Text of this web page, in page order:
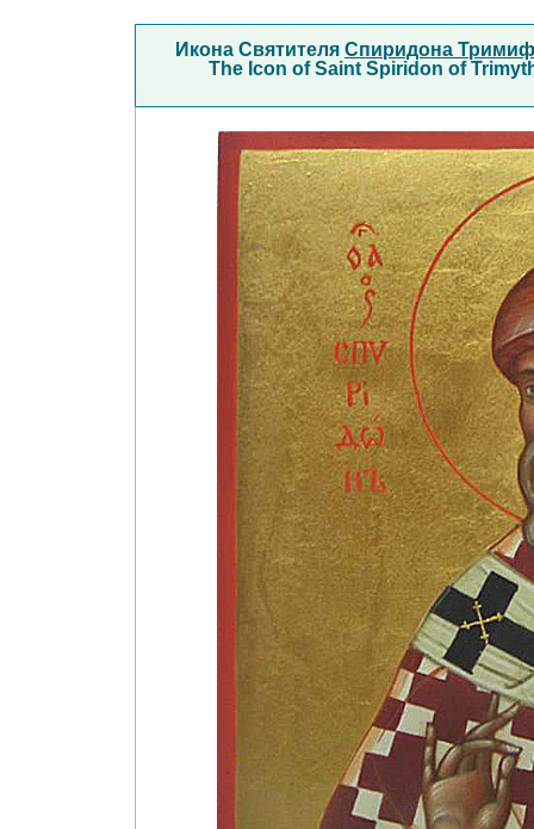
Икона Святителя Спиридона
The Icon of Saint Spiridon of